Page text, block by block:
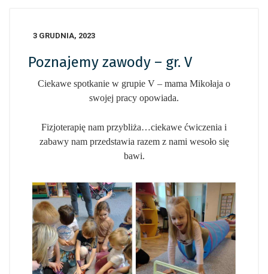
3 GRUDNIA, 2023
Poznajemy zawody – gr. V
Ciekawe spotkanie w grupie V – mama Mikołaja o
swojej pracy opowiada.
Fizjoterapię nam przybliża…ciekawe ćwiczenia i
zabawy nam przedstawia razem z nami wesoło się
bawi.